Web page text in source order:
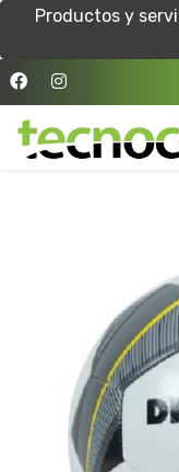
Productos y